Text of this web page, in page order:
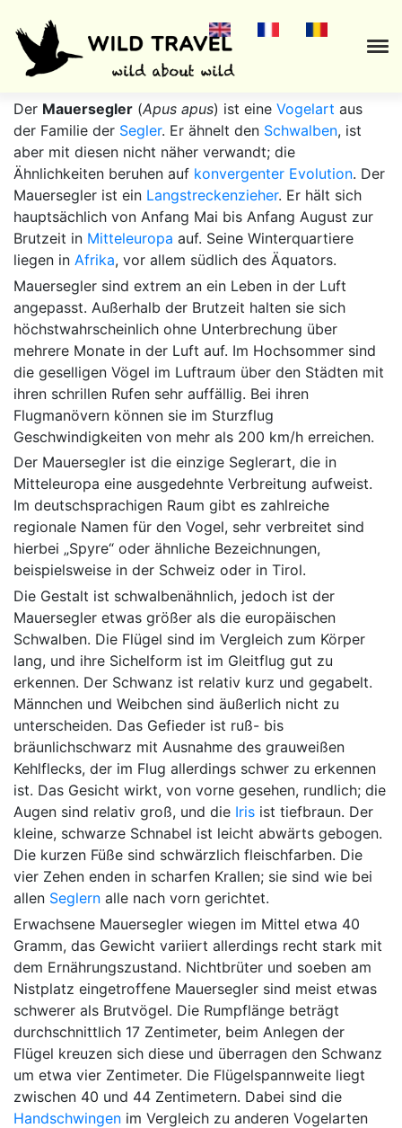
Der Mauersegler (Apus apus) ist eine Vogelart aus
der Familie der Segler. Er ähnelt den Schwalben, ist
aber mit diesen nicht näher verwandt; die
Ähnlichkeiten beruhen auf konvergenter Evolution. Der
Mauersegler ist ein Langstreckenzieher. Er hält sich
hauptsächlich von Anfang Mai bis Anfang August zur
Brutzeit in Mitteleuropa auf. Seine Winterquartiere
liegen in Afrika, vor allem südlich des Äquators.
Mauersegler sind extrem an ein Leben in der Luft
angepasst. Außerhalb der Brutzeit halten sie sich
höchstwahrscheinlich ohne Unterbrechung über
mehrere Monate in der Luft auf. Im Hochsommer sind
die geselligen Vögel im Luftraum über den Städten mit
ihren schrillen Rufen sehr auffällig. Bei ihren
Flugmanövern können sie im Sturzflug
Geschwindigkeiten von mehr als 200 km/h erreichen.
Der Mauersegler ist die einzige Seglerart, die in
Mitteleuropa eine ausgedehnte Verbreitung aufweist.
Im deutschsprachigen Raum gibt es zahlreiche
regionale Namen für den Vogel, sehr verbreitet sind
hierbei „Spyre“ oder ähnliche Bezeichnungen,
beispielsweise in der Schweiz oder in Tirol.
Die Gestalt ist schwalbenähnlich, jedoch ist der
Mauersegler etwas größer als die europäischen
Schwalben. Die Flügel sind im Vergleich zum Körper
lang, und ihre Sichelform ist im Gleitflug gut zu
erkennen. Der Schwanz ist relativ kurz und gegabelt.
Männchen und Weibchen sind äußerlich nicht zu
unterscheiden. Das Gefieder ist ruß- bis
bräunlichschwarz mit Ausnahme des grauweißen
Kehlflecks, der im Flug allerdings schwer zu erkennen
ist. Das Gesicht wirkt, von vorne gesehen, rundlich; die
Augen sind relativ groß, und die Iris ist tiefbraun. Der
kleine, schwarze Schnabel ist leicht abwärts gebogen.
Die kurzen Füße sind schwärzlich fleischfarben. Die
vier Zehen enden in scharfen Krallen; sie sind wie bei
allen Seglern alle nach vorn gerichtet.
Erwachsene Mauersegler wiegen im Mittel etwa 40
Gramm, das Gewicht variiert allerdings recht stark mit
dem Ernährungszustand. Nichtbrüter und soeben am
Nistplatz eingetroffene Mauersegler sind meist etwas
schwerer als Brutvögel. Die Rumpflänge beträgt
durchschnittlich 17 Zentimeter, beim Anlegen der
Flügel kreuzen sich diese und überragen den Schwanz
um etwa vier Zentimeter. Die Flügelspannweite liegt
zwischen 40 und 44 Zentimetern. Dabei sind die
Handschwingen im Vergleich zu anderen Vogelarten